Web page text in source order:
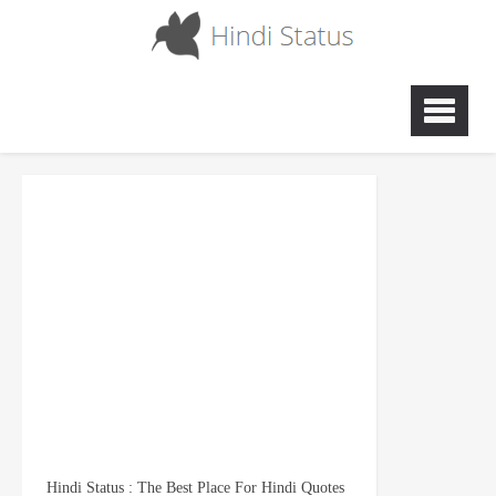
Hindi Status : The Best Place For Hindi Quotes